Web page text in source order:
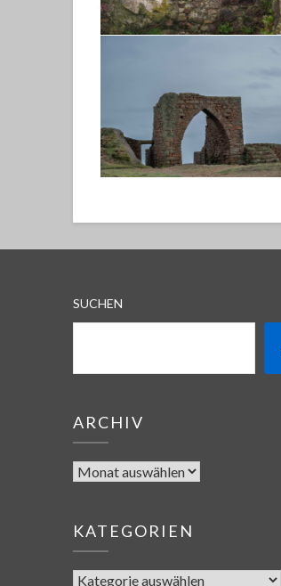
SUCHEN
ARCHIV
KATEGORIEN